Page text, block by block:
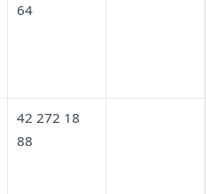
64
42 272 18
88